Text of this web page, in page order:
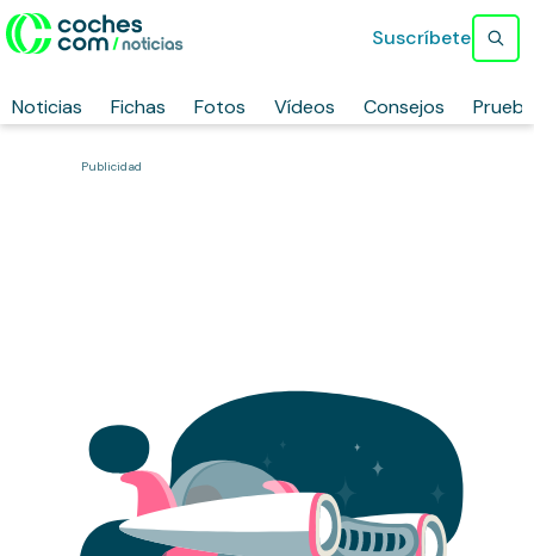
Noticias Fichas Fotos Vídeos Consejos
Suscríbete
Publicidad